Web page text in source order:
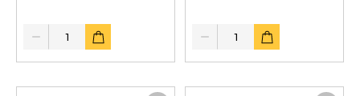
Quantity Quantity